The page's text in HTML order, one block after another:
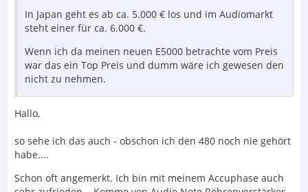
In Japan geht es ab ca. 5.000 € los und im Audiomarkt
steht einer für ca. 6.000 €.
Wenn ich da meinen neuen E5000 betrachte vom Preis
war das ein Top Preis und dumm wäre ich gewesen den
nicht zu nehmen.
Hallo,
so sehe ich das auch - obschon ich den 480 noch nie gehört
habe....
Schon oft angemerkt. Ich bin mit meinem Accuphase auch